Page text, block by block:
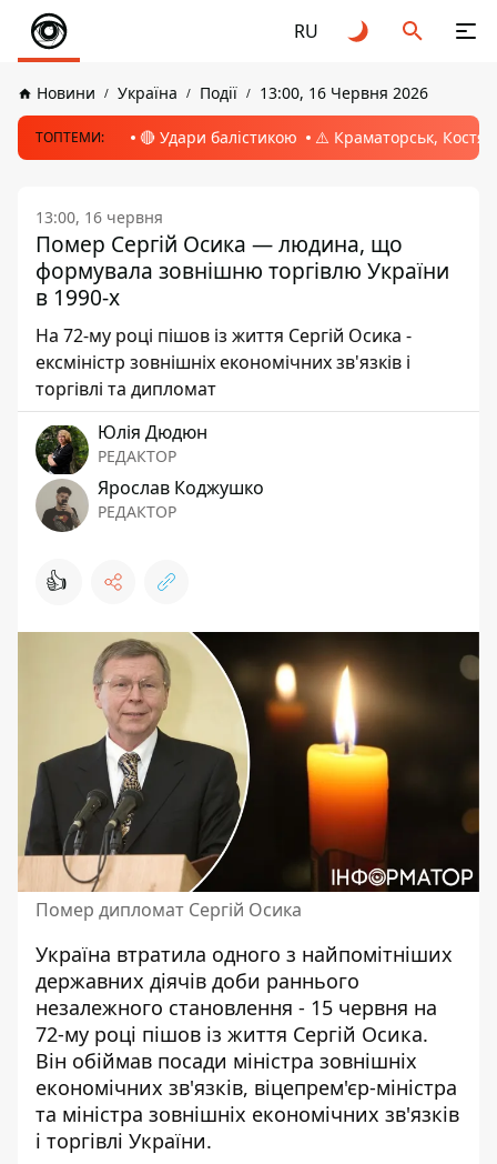
RU
Новини Україна Події 13:00, 16 Червня 2026
ТОПТЕМИ: 🔴 Удари балістикою ⚠️ Краматорськ,
13:00, 16 червня
Помер Сергій Осика — людина, що
формувала зовнішню торгівлю України
в 1990-х
На 72-му році пішов із життя Сергій Осика -
ексміністр зовнішніх економічних зв'язків і
торгівлі та дипломат
Юлія Дюдюн
РЕДАКТОР
Ярослав Коджушко
РЕДАКТОР
👍
Помер дипломат Сергій Осика
Україна втратила одного з найпомітніших
державних діячів доби раннього
незалежного становлення - 15 червня на
72-му році пішов із життя Сергій Осика.
Він обіймав посади міністра зовнішніх
економічних зв'язків, віцепрем'єр-міністра
та міністра зовнішніх економічних зв'язків
і торгівлі України.